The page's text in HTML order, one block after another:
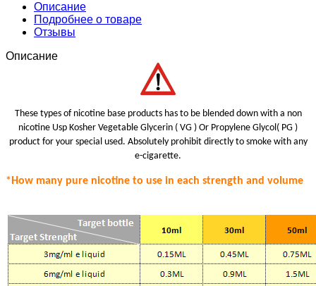
Описание
Подробнее о товаре
Отзывы
Описание
These types of nicotine base products has to be blended down with a non
nicotine Usp Kosher Vegetable Glycerin ( VG ) Or Propylene Glycol( PG )
product for your special used. Absolutely prohibit directly to smoke with any
e-cigarette.
*How many pure nicotine to use in each strength and volume